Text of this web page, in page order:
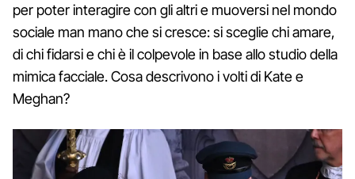
per poter interagire con gli altri e muoversi nel mondo
sociale man mano che si cresce: si sceglie chi amare,
di chi fidarsi e chi è il colpevole in base allo studio della
mimica facciale. Cosa descrivono i volti di Kate e
Meghan?